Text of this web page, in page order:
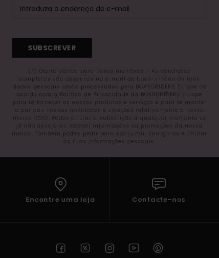
SUBSCREVER
(*) Oferta válida para novos membros - As condições
completas são descritas no e-mail de boas-vindas Os teus
dados pessoais serão processados pela BOARDRIDERS Europe de
acordo com a Política de Privacidade da BOARDRIDERS Europe
para te fornecer os nossos produtos e serviços e para te manter
a par das nossas novidades e coleções relativamente à nossa
marca ROXY. Podes anular a subscrição a qualquer momento se
já não desejares receber informações ou promoções da nossa
marca. Também podes pedir para consultar, corrigir ou eliminar
as tuas informações pessoais.
Encontre uma loja Contacte-nos